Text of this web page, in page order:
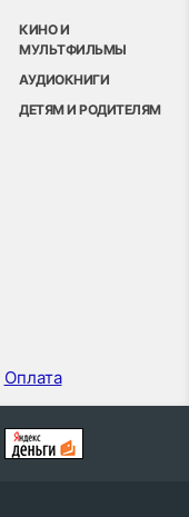
КИНО И
МУЛЬТФИЛЬМЫ
АУДИОКНИГИ
ДЕТЯМ И РОДИТЕЛЯМ
Оплата